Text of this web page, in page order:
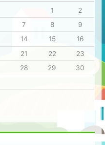
1
2
7 8
9
14 15
16
21 22
23
28 29
30